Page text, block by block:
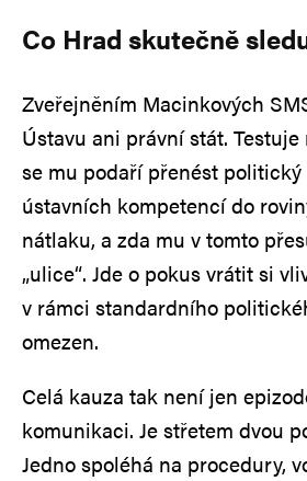
Co Hrad skutečně
Zveřejněním Macinkových
Ústavu ani právní stát.
se mu podaří přenést
ústavních kompetencí do
nátlaku, a zda mu v tomto
„ulice“. Jde o pokus vrátit si
v rámci standardního
omezen.
Celá kauza tak není jen
komunikaci. Je střetem dvou
Jedno spoléhá na procedury,